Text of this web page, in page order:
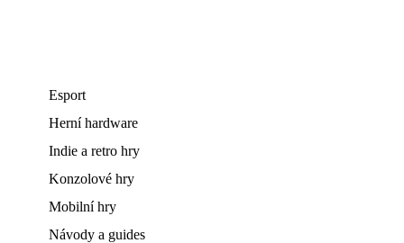
Esport
Herní hardware
Indie a retro hry
Konzolové hry
Mobilní hry
Návody a guides